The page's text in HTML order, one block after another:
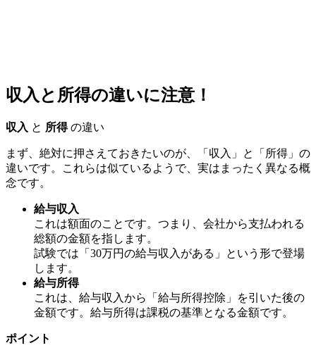
収入と所得の違いに注意！
収入 と 所得の違い
まず、絶対に押さえておきたいのが、「収入」と「所得」の
違いです。これらは似ているようで、実はまったく異なる概
念です。
給与収入
これは額面のことです。つまり、会社から支払われる
総額の金額を指します。
試験では「30万円の給与収入がある」という形で登場
します。
給与所得
これは、給与収入から「給与所得控除」を引いた後の
金額です。給与所得は課税の基準となる金額です。
ポイント